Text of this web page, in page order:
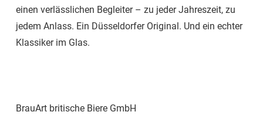
einen verlässlichen Begleiter – zu jeder Jahreszeit, zu
jedem Anlass. Ein Düsseldorfer Original. Und ein echter
Klassiker im Glas.
BrauArt britische Biere GmbH